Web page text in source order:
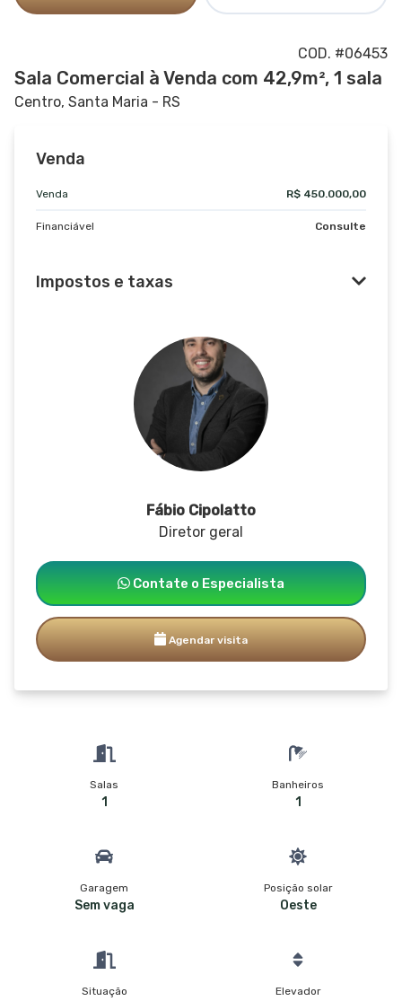
COD. #06453
Sala Comercial à Venda com 42,9m², 1 sala
Centro, Santa Maria - RS
Venda
Venda R$ 450.000,00
Financiável Consulte
Impostos e taxas
Fábio Cipolatto
Diretor geral
Contate o Especialista
Agendar visita
Salas
1
Banheiros
1
Garagem
Sem vaga
Posição solar
Oeste
Situação Elevador